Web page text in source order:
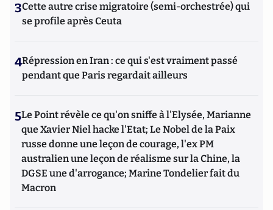
3Cette autre crise migratoire (semi-orchestrée) qui
se profile après Ceuta
4Répression en Iran : ce qui s'est vraiment passé
pendant que Paris regardait ailleurs
5Le Point révèle ce qu'on sniffe à l'Elysée, Marianne
que Xavier Niel hacke l'Etat; Le Nobel de la Paix
russe donne une leçon de courage, l'ex PM
australien une leçon de réalisme sur la Chine, la
DGSE une d'arrogance; Marine Tondelier fait du
Macron